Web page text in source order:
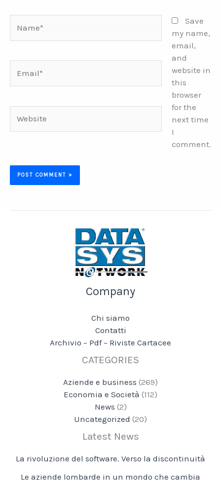
Save
my name,
email,
and
website in
this
browser
for the
next time
I
comment.
Company
Chi siamo
Contatti
Archivio – Pdf – Riviste Cartacee
CATEGORIES
Aziende e business (269)
Economia e Società (112)
News (2)
Uncategorized (20)
Latest News
La rivoluzione del software. Verso la discontinuità
Le aziende lombarde in un mondo che cambia